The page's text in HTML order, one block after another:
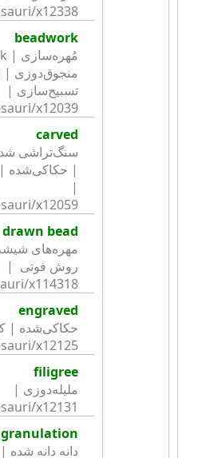
beadwork
carved
drawn bead
engraved
filigree
granulation